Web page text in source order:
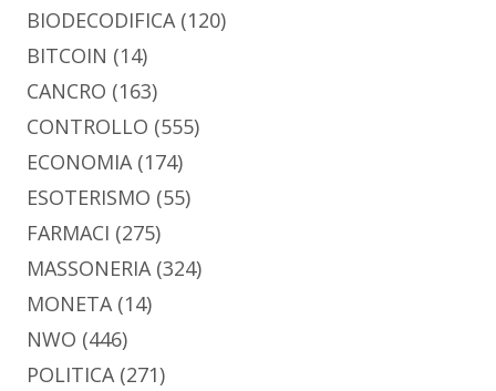
BIODECODIFICA(120)
BITCOIN (14)
CANCRO (163)
CONTROLLO (555)
ECONOMIA(174)
ESOTERISMO (55)
FARMACI (275)
MASSONERIA(324)
MONETA(14)
NWO (446)
POLITICA(271)